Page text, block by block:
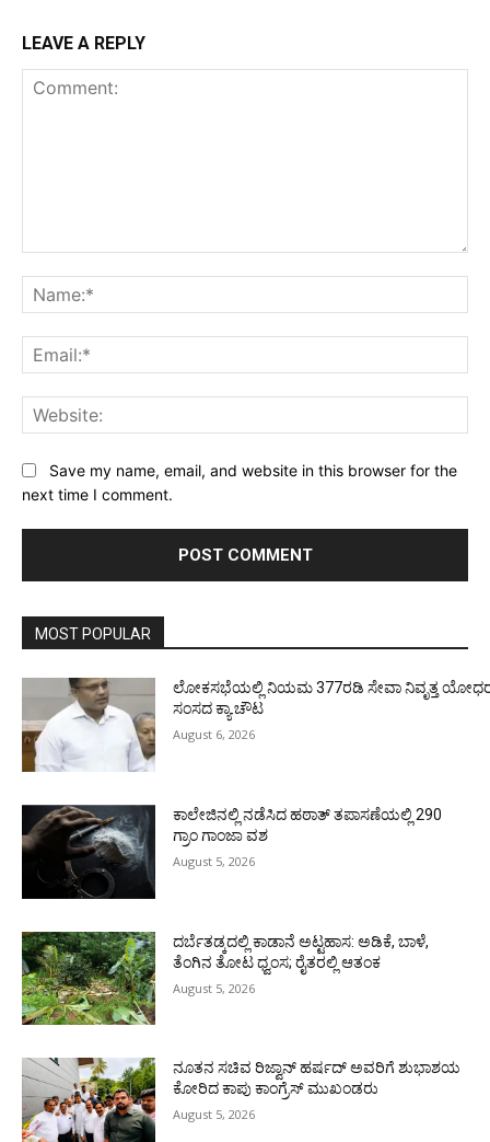
LEAVE A REPLY
Save my name, email, and website in this browser for the
next time I comment.
MOST POPULAR
ಲೋಕಸಭೆಯಲ್ಲಿ ನಿಯಮ 377ರಡಿ ಸೇವಾ ನಿವೃತ್ತ
ಸಂಸದ ಕ್ಯಾ.ಚೌಟ
August 6, 2026
ಕಾಲೇಜಿನಲ್ಲಿ ನಡೆಸಿದ ಹಠಾತ್ ತಪಾಸಣೆಯಲ್ಲಿ 290
ಗ್ರಾಂ ಗಾಂಜಾ ವಶ
August 5, 2026
ದರ್ಬೆತಡ್ಕದಲ್ಲಿ ಕಾಡಾನೆ ಅಟ್ಟಹಾಸ: ಅಡಿಕೆ, ಬಾಳೆ,
ತೆಂಗಿನ ತೋಟ ಧ್ವಂಸ; ರೈತರಲ್ಲಿ ಆತಂಕ
August 5, 2026
ನೂತನ ಸಚಿವ ರಿಜ್ವಾನ್ ಹರ್ಷದ್ ಅವರಿಗೆ ಶುಭಾಶಯ
ಕೋರಿದ ಕಾಪು ಕಾಂಗ್ರೆಸ್ ಮುಖಂಡರು
August 5, 2026